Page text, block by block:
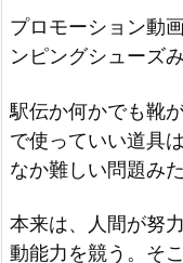
プロモーション動
ンピングシューズ
駅伝か何かでも靴
で使っていい道具
なか難しい問題み
本来は、人間が努
動能力を競う。そ